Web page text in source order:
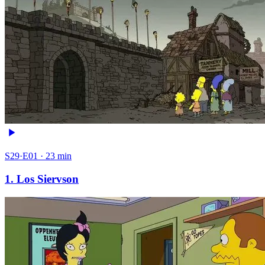
S29·E01 · 23 min
1. Los Siervson